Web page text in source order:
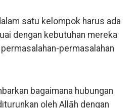
satu kelompok harus ada
dengan kebutuhan mereka
permasalahan
bagaimana hubungan
oleh Allāh dengan